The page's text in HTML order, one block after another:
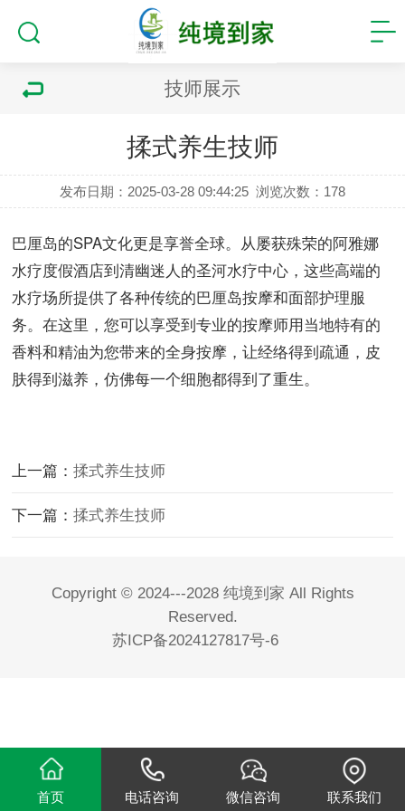
技师展示
揉式养生技师
发布日期：2025-03-28 09:44:25 浏览次数： 178
巴厘岛的SPA文化更是享誉全球。从屡获殊荣的阿雅娜
水疗度假酒店到清幽迷人的圣河水疗中心，这些高端的
水疗场所提供了各种传统的巴厘岛按摩和面部护理服
务。在这里，您可以享受到专业的按摩师用当地特有的
香料和精油为您带来的全身按摩，让经络得到疏通，皮
肤得到滋养，仿佛每一个细胞都得到了重生。
上一篇：揉式养生技师
下一篇：揉式养生技师
Copyright © 2024---2028 纯境到家 All Rights
Reserved.
苏ICP备2024127817号-6
首页 电话咨询 微信咨询 联系我们